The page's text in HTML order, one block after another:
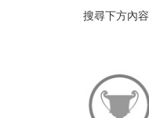
搜尋下方內容